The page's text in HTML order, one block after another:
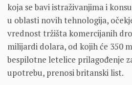
koja se bavi istraživanjima i
u oblasti novih tehnologija,
vrednost tržišta komercijanih
milijardi dolara, od kojih će 350
bespilotne letelice prilagođenje
upotrebu, prenosi britanski list.